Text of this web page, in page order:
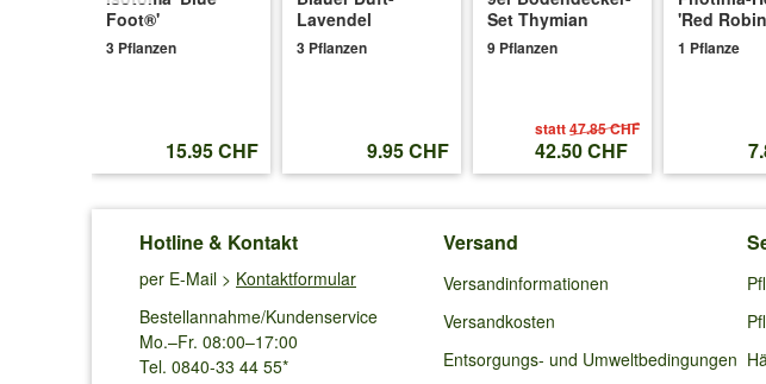
Foot®'
3 Pflanzen
15.95 CHF
Lavendel
3 Pflanzen
9.95 CHF
Set Thymian
9 Pflanzen
statt47.85 CHF
42.50 CHF
'Red
1 Pflanze
Hotline & Kontakt
per E-Mail > Kontaktformular
Bestellannahme/Kundenservice
Mo.–Fr. 08:00–17:00
Tel. 0840-33 44 55*
Versand
Versandinformationen
Versandkosten
Entsorgungs- und Umweltbedingungen